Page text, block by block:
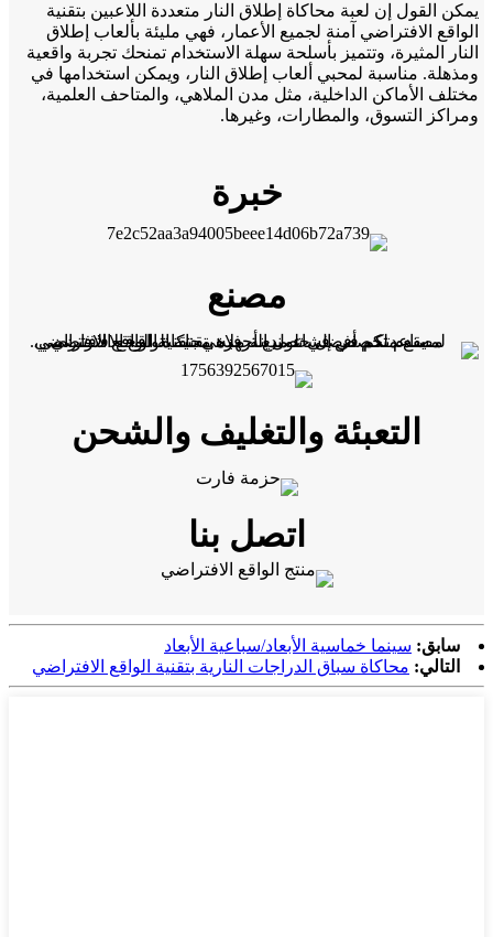
يمكن القول إن لعبة محاكاة إطلاق النار متعددة اللاعبين بتقنية
الواقع الافتراضي آمنة لجميع الأعمار، فهي مليئة بألعاب إطلاق
النار المثيرة، وتتميز بأسلحة سهلة الاستخدام تمنحك تجربة واقعية
ومذهلة. مناسبة لمحبي ألعاب إطلاق النار، ويمكن استخدامها في
مختلف الأماكن الداخلية، مثل مدن الملاهي، والمتاحف العلمية،
ومراكز التسوق، والمطارات، وغيرها.
خبرة
مصنع
التعبئة والتغليف والشحن
اتصل بنا
سابق: سينما خماسية الأبعاد/سباعية الأبعاد
التالي: محاكاة سباق الدراجات النارية بتقنية الواقع الافتراضي